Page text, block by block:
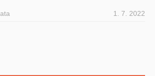
1. 7. 2022